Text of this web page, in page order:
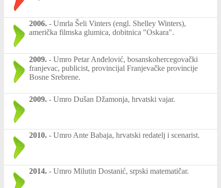
2006. - Umrla Šeli Vinters (engl. Shelley Winters),
američka filmska glumica, dobitnica "Oskara".
2009. - Umro Petar Anđelović, bosanskohercegovački
franjevac, publicist, provincijal Franjevačke provincije
Bosne Srebrene.
2009. - Umro Dušan Džamonja, hrvatski vajar.
2010. - Umro Ante Babaja, hrvatski redatelj i scenarist.
2014. - Umro Milutin Dostanić, srpski matematičar.